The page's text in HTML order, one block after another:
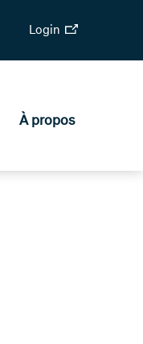
Login
À propos